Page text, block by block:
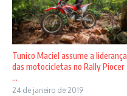
Tunico Maciel assume a liderança
das motocicletas no Rally Piocer
...
24 de janeiro de 2019